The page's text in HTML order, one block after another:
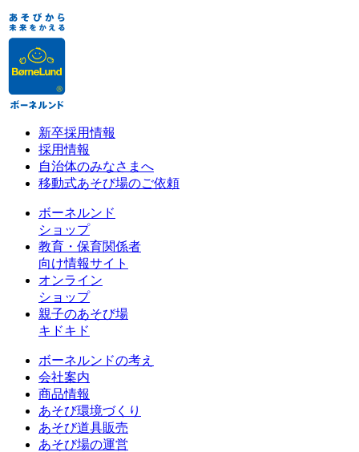
新卒採用情報
採用情報
自治体のみなさまへ
移動式あそび場のご依頼
ボーネルンド
ショップ
教育・保育関係者
向け情報サイト
オンライン
ショップ
親子のあそび場
キドキド
ボーネルンドの考え
会社案内
商品情報
あそび環境づくり
あそび道具販売
あそび場の運営